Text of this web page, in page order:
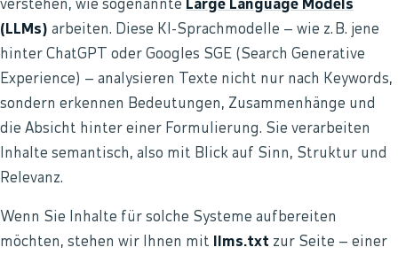
verstehen, wie sogenannte Large Language Models
(LLMs) arbeiten. Diese KI-Sprachmodelle – wie z. B. jene
hinter ChatGPT oder Googles SGE (Search Generative
Experience) – analysieren Texte nicht nur nach Keywords,
sondern erkennen Bedeutungen, Zusammenhänge und
die Absicht hinter einer Formulierung. Sie verarbeiten
Inhalte semantisch, also mit Blick auf Sinn, Struktur und
Relevanz.
Wenn Sie Inhalte für solche Systeme aufbereiten
möchten, stehen wir Ihnen mit
llms.txt zur Seite – einer